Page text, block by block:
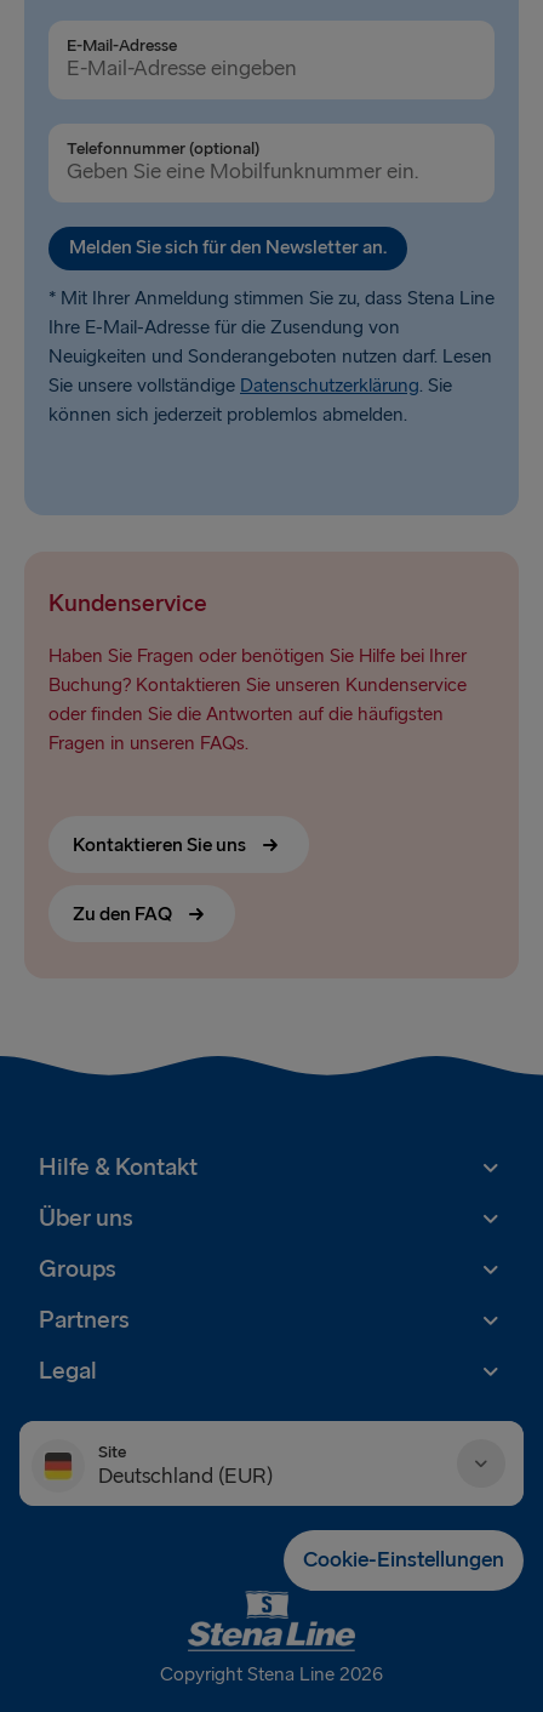
E-Mail-Adresse
Telefonnummer (optional)
Melden Sie sich für den Newsletter an.
* Mit Ihrer Anmeldung stimmen Sie zu, dass Stena Line
Ihre E-Mail-Adresse für die Zusendung von
Neuigkeiten und Sonderangeboten nutzen darf. Lesen
Sie unsere vollständige Datenschutzerklärung. Sie
können sich jederzeit problemlos abmelden.
Kundenservice
Haben Sie Fragen oder benötigen Sie Hilfe bei Ihrer
Buchung? Kontaktieren Sie unseren Kundenservice
oder finden Sie die Antworten auf die häufigsten
Fragen in unseren FAQs.
Kontaktieren Sie uns
Zu den FAQ
Hilfe & Kontakt
Über uns
Groups
Partners
Legal
Site
Deutschland (EUR)
Cookie-Einstellungen
Copyright Stena Line 2026